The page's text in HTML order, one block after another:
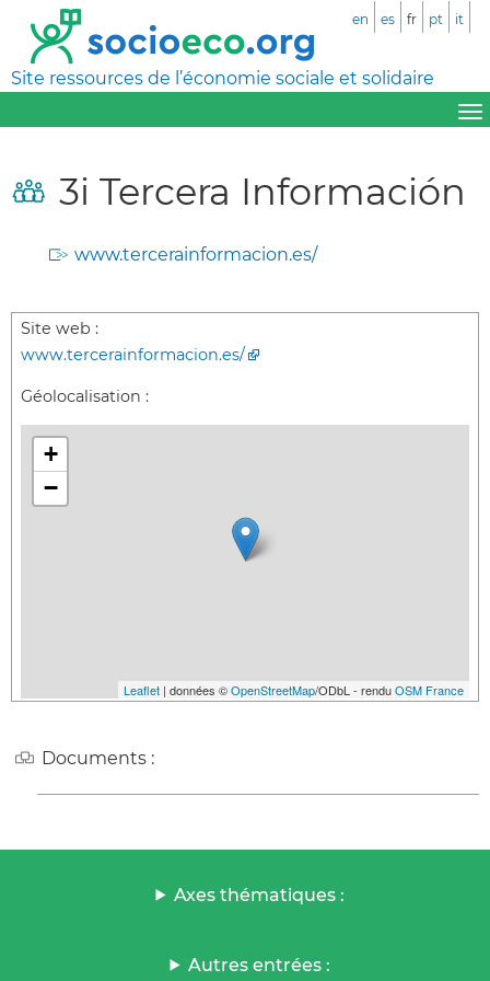
Site ressources de l’économie sociale et solidaire
en es fr pt it
3i Tercera Información
www.tercerainformacion.es/
Site web :
www.tercerainformacion.es/
Géolocalisation :
+
−
Leaflet | données ©OpenStreetMap/ODbL - renduOSM France
Documents :
Axes thématiques :
Autres entrées :